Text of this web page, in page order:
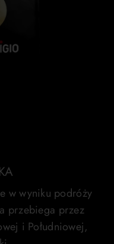
w wyniku podróży
przebiega przez
i Południowej,